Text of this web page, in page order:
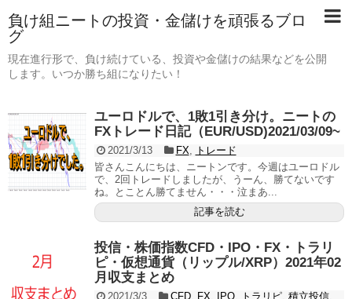
負け組ニートの投資・金儲けを頑張るブロ
グ
現在進行形で、負け続けている、投資や金儲けの結果などを公開
します。いつか勝ち組になりたい！
ユーロドルで、1敗1引き分け。ニートの
FXトレード日記（EUR/USD)2021/03/09~
2021/3/13 FX, トレード
皆さんこんにちは、ニートンです。今週はユーロドル
で、2回トレードしましたが、うーん、勝てないです
ね。とことん勝てません・・・泣まあ...
記事を読む
投信・株価指数CFD・IPO・FX・トラリ
ピ・仮想通貨（リップル/XRP）2021年02
月収支まとめ
2021/3/3 CFD, FX, IPO, トラリピ, 積立投信,